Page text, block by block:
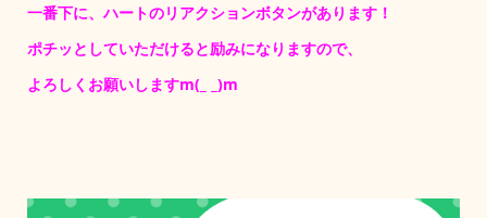
一番下に、ハートのリアクションボタンがあります！
ポチッとしていただけると励みになりますので、
よろしくお願いしますm(_ _)m